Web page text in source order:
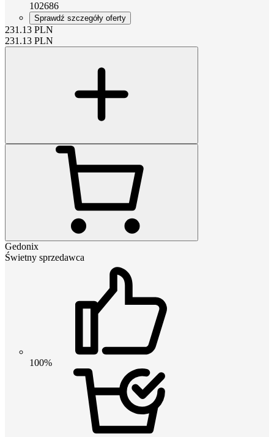
102686
Sprawdź szczegóły oferty
231.13 PLN
231.13 PLN
Gedonix
Świetny sprzedawca
100%